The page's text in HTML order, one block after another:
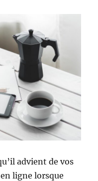
advient de vos
ligne lorsque